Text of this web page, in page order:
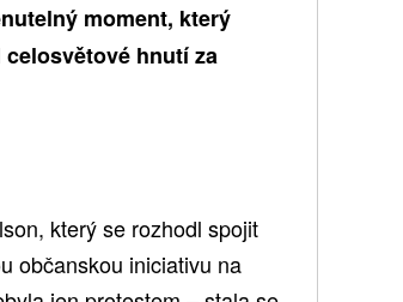
moment, který
hnutí za
který se rozhodl spojit
občanskou iniciativu na